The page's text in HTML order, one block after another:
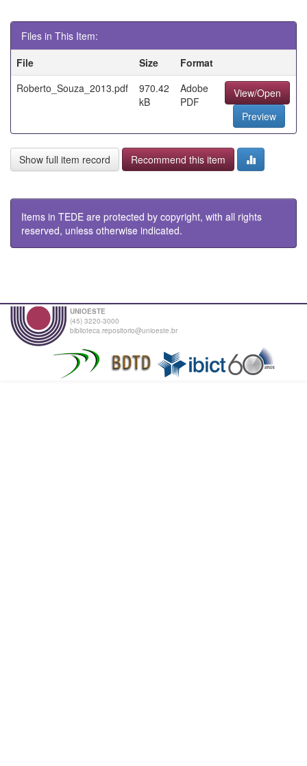
Files in This Item:
File
Size
Format
Roberto_Souza_2013.pdf
970.42
kB
Adobe
PDF
View/Open
Preview
Show full item record Recommend this item
Items in TEDE are protected by copyright, with all rights
reserved, unless otherwise indicated.
UNIOESTE
(45) 3220-3000
biblioteca.repositorio@unioeste.br